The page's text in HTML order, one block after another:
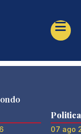
Politica
07 ago